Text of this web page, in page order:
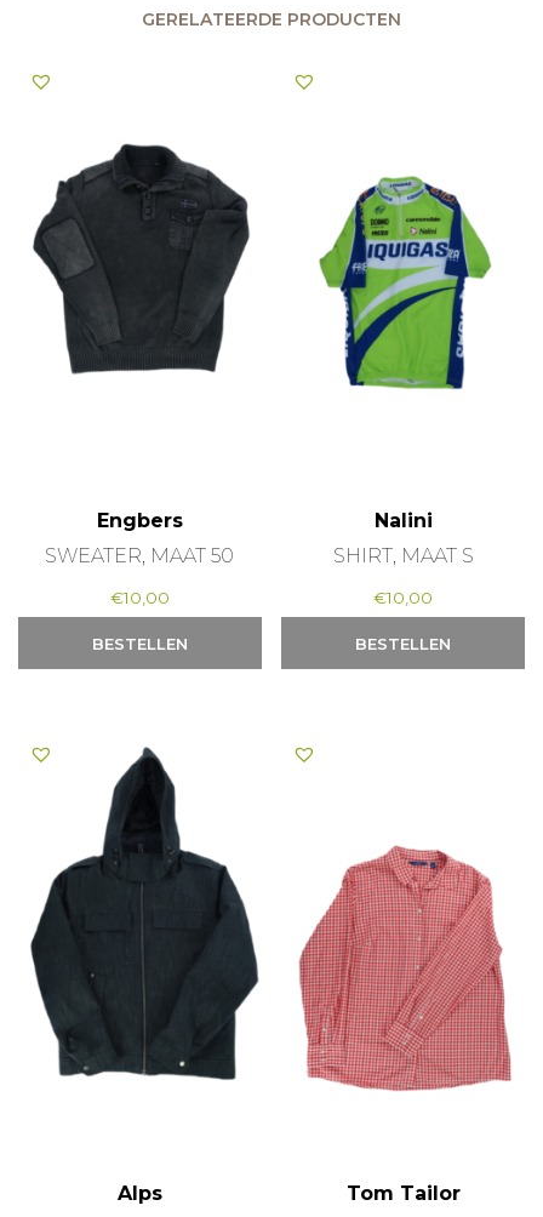
GERELATEERDE PRODUCTEN
Engbers
SWEATER, MAAT 50
€10,00
BESTELLEN
Nalini
SHIRT, MAAT S
€10,00
BESTELLEN
Alps
Tom Tailor